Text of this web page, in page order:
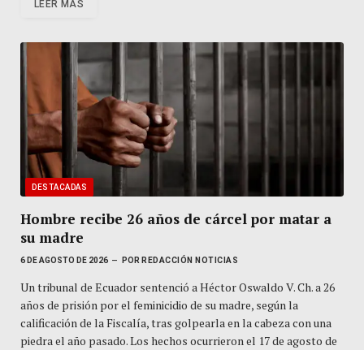
LEER MÁS
DESTACADAS
Hombre recibe 26 años de cárcel por matar a
su madre
6 DE AGOSTO DE 2026 POR REDACCIÓN NOTICIAS
Un tribunal de Ecuador sentenció a Héctor Oswaldo V. Ch. a 26
años de prisión por el feminicidio de su madre, según la
calificación de la Fiscalía, tras golpearla en la cabeza con una
piedra el año pasado. Los hechos ocurrieron el 17 de agosto de